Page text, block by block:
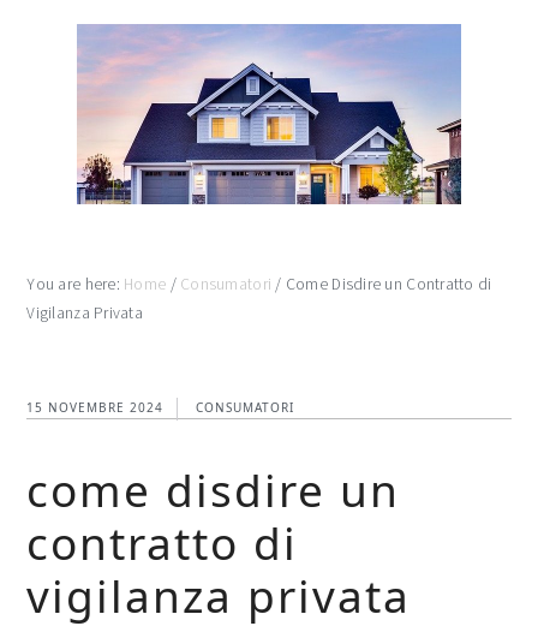
You are here: Home / Consumatori / Come Disdire un Contratto di
Vigilanza Privata
15 NOVEMBRE 2024 CONSUMATORI
come disdire un
contratto di
vigilanza privata